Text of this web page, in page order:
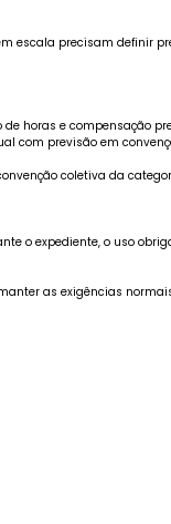
escala precisam definir
horas e compensação
com previsão em
coletiva da
o expediente, o uso
as exigências